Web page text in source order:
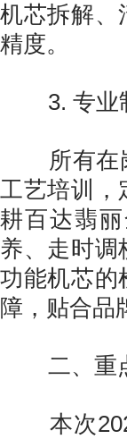
机芯拆解、
精度。
3. 专业
所有在岗
工艺培训，
耕百达翡
养、走时调
功能机芯的
障，贴合品
二、重点
本次